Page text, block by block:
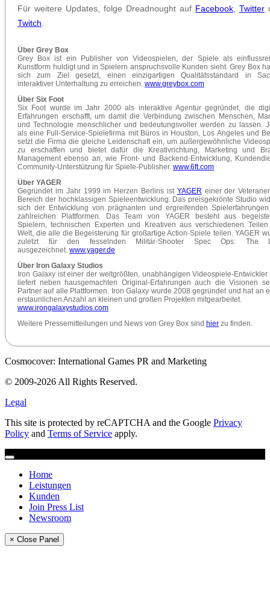
Für weitere Updates, folge Dreadnought auf Facebook Twitter
Twitch
Über Grey Box
Grey Box ist ein Publisher von Videospielen, der Spiele als
Kunstform huldigt und in Spielern anspruchsvolle Kunden sieht. Grey Box
sich zum Ziel gesetzt, einen einzigartigen Qualitätsstandard in
interaktiver Unterhaltung zu erreichen. www.greybox.com
Über Six Foot
Six Foot wurde im Jahr 2000 als interaktive Agentur gegründet, die
Erfahrungen erschafft, um damit die Verbindung zwischen Menschen,
und Technologie menschlicher und bedeutungsvoller werden zu lassen.
als eine Full-Service-Spielefirma mit Büros in Houston, Los Angeles und
setzt die Firma die gleiche Leidenschaft ein, um außergewöhnliche
zu erschaffen und bietet dafür die Kreativrichtung, Marketing und
Management ebenso an, wie Front- und Backend-Entwicklung,
Community-Unterstützung für Spiele-Publisher. www.6ft.com
Über YAGER
Gegründet im Jahr 1999 im Herzen Berlins ist YAGER einer der
Bereich der hochklassigen Spieleentwicklung. Das preisgekrönte Studio
sich der Entwicklung von prägnanten und ergreifenden
zahlreichen Plattformen. Das Team von YAGER besteht aus
Spielern, technischen Experten und Kreativen aus verschiedenen
Welt, die alle die Begeisterung für großartige Action-Spiele teilen. YAGER
zuletzt für den fesselnden Militär-Shooter Spec Ops: The
ausgezeichnet. www.yager.de
Über Iron Galaxy Studios
Iron Galaxy ist einer der weltgrößten, unabhängigen Videospiele-Entwickler
liefert neben hausgemachten Original-Erfahrungen auch die Visionen
Partner auf alle Plattformen. Iron Galaxy wurde 2008 gegründet und hat an
erstaunlichen Anzahl an kleinen und großen Projekten mitgearbeitet.
www.irongalaxystudios.com
Weitere Pressemitteilungen und News von Grey Box sind hier zu finden.
Cosmocover: International Games PR and Marketing
© 2009-2026 All Rights Reserved.
Legal
This site is protected by reCAPTCHA and the Google Privacy
Policy and Terms of Service apply.
Home
Leistungen
Kunden
Join Press List
Newsroom
× Close Panel